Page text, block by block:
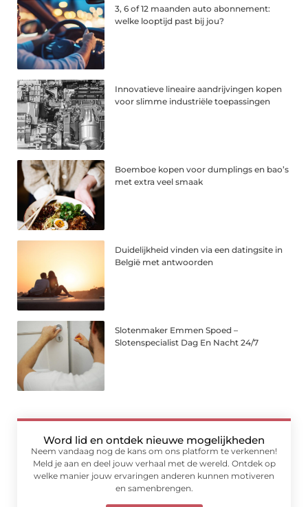
3, 6 of 12 maanden auto abonnement:
welke looptijd past bij jou?
Innovatieve lineaire aandrijvingen kopen
voor slimme industriële toepassingen
Boemboe kopen voor dumplings en bao’s
met extra veel smaak
Duidelijkheid vinden via een datingsite in
België met antwoorden
Slotenmaker Emmen Spoed –
Slotenspecialist Dag En Nacht 24/7
Word lid en ontdek nieuwe mogelijkheden
Neem vandaag nog de kans om ons platform te verkennen!
Meld je aan en deel jouw verhaal met de wereld. Ontdek op
welke manier jouw ervaringen anderen kunnen motiveren
en samenbrengen.